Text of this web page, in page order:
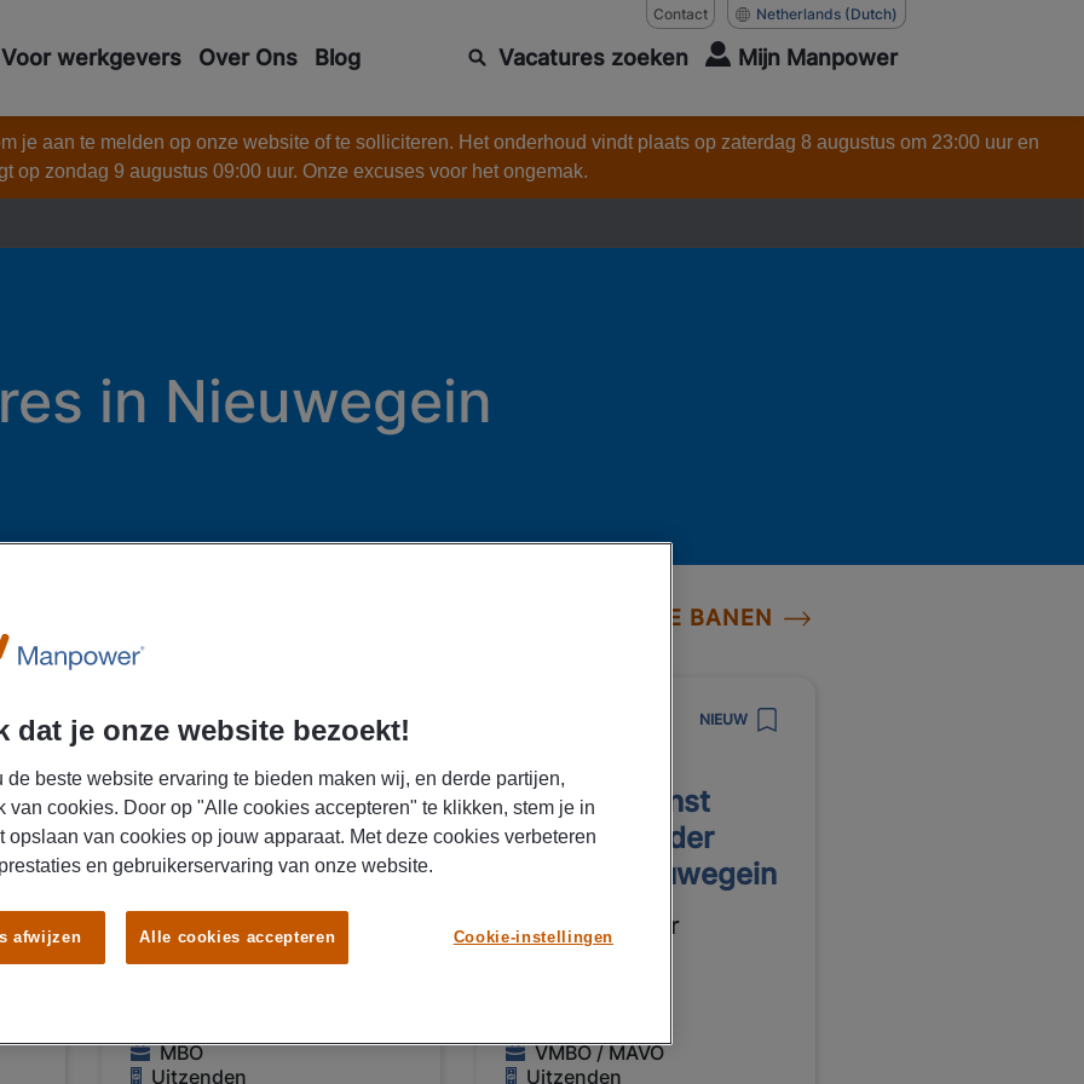
Contact Netherlands (Dutch)
Voor werkgevers Over Ons Blog Vacatures zoeken Mijn Manpower
je aan te melden op onze website of te solliciteren. Het onderhoud vindt plaats op zaterdag 8 augustus om 23:00 uur en
op zondag 9 augustus 09:00 uur. Onze excuses voor het ongemak.
in Nieuwegein
BEKIJK ALLE BANEN
Project Support
Officer Utrecht
uur
MBO
Uitzenden
NIEUW
Ochtenddienst
postsorteerder
PostNL Nieuwegein
€ 15,00 Per uur
VMBO / MAVO
Uitzenden
dat je onze website bezoekt!
de beste website ervaring te bieden maken wij, en derde partijen,
van cookies. Door op "Alle cookies accepteren" te klikken, stem je in
opslaan van cookies op jouw apparaat. Met deze cookies verbeteren
en gebruikerservaring van onze website.
Cookie-instellingen
afwijzen Alle cookies accepteren